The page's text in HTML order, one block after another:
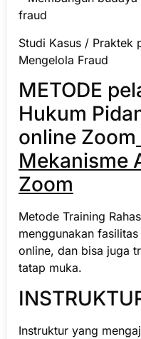
fraud
Studi Kasus / Praktek
Mengelola Fraud
METODE
Hukum
online Zoom
Mekanisme
Zoom
Metode Training
menggunakan
online, dan bisa juga
tatap muka.
Instruktur yang